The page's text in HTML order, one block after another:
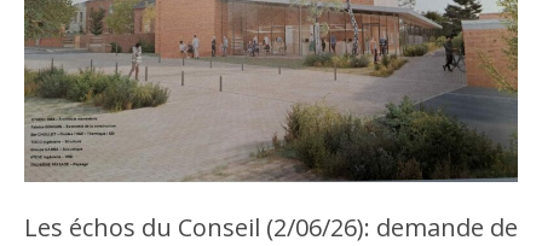
Les échos du Conseil (2/06/26): demande de